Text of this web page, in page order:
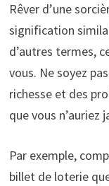
Rêver d’une
signification
d’autres termes,
vous. Ne soyez
richesse et des
que vous n’auriez
Par exemple,
billet de loterie